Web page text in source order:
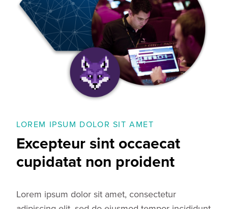
LOREM IPSUM DOLOR SIT AMET
Excepteur sint occaecat
cupidatat non proident
Lorem ipsum dolor sit amet, consectetur